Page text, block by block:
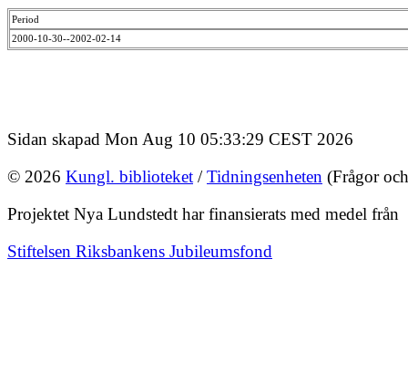
Period
2000-10-30--2002-02-14
Sidan skapad Mon Aug 10 05:33:29 CEST 2026
© 2026 Kungl. biblioteket /Tidningsenheten (Frågor
Projektet Nya Lundstedt har finansierats med medel från
Stiftelsen Riksbankens Jubileumsfond